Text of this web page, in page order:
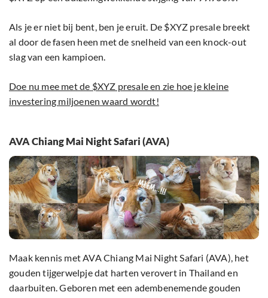
Als je er niet bij bent, ben je eruit. De $XYZ presale breekt
al door de fasen heen met de snelheid van een knock-out
slag van een kampioen.
Doe nu mee met de $XYZ presale en zie hoe je kleine
investering miljoenen waard wordt!
AVA Chiang Mai Night Safari (AVA)
Maak kennis met AVA Chiang Mai Night Safari (AVA), het
gouden tijgerwelpje dat harten verovert in Thailand en
daarbuiten. Geboren met een adembenemende gouden